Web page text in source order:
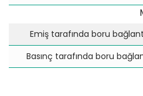
Emiş tarafında boru
Basınç tarafında boru